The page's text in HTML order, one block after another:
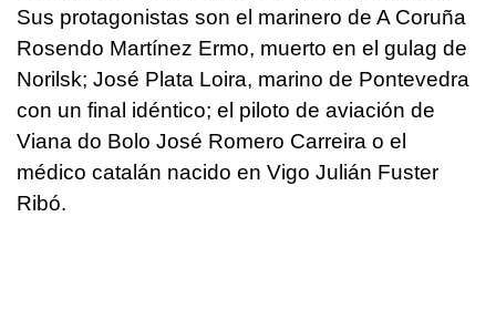
Sus protagonistas son el marinero de A Coruña
Rosendo Martínez Ermo, muerto en el gulag de
Norilsk; José Plata Loira, marino de Pontevedra
con un final idéntico; el piloto de aviación de
Viana do Bolo José Romero Carreira o el
médico catalán nacido en Vigo Julián Fuster
Ribó.